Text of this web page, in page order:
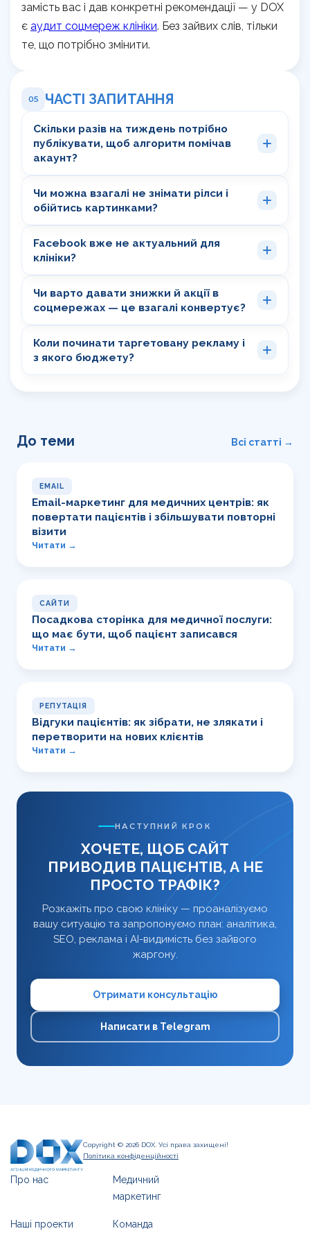
замість вас і дав конкретні рекомендації — у DOX
є аудит соцмереж клініки. Без зайвих слів, тільки
те, що потрібно змінити.
05 ЧАСТІ ЗАПИТАННЯ
Скільки разів на тиждень потрібно
публікувати, щоб алгоритм помічав
акаунт?
Чи можна взагалі не знімати рілси і
обійтись картинками?
Facebook вже не актуальний для
клініки?
Чи варто давати знижки й акції в
соцмережах — це взагалі конвертує?
Коли починати таргетовану рекламу і
з якого бюджету?
До теми Всі статті →
EMAIL
Email-маркетинг для медичних центрів: як
повертати пацієнтів і збільшувати повторні
візити
Читати →
САЙТИ
Посадкова сторінка для медичної послуги:
що має бути, щоб пацієнт записався
Читати →
РЕПУТАЦІЯ
Відгуки пацієнтів: як зібрати, не злякати і
перетворити на нових клієнтів
Читати →
НАСТУПНИЙ КРОК
ХОЧЕТЕ, ЩОБ САЙТ
ПРИВОДИВ ПАЦІЄНТІВ, А НЕ
ПРОСТО ТРАФІК?
Розкажіть про свою клініку — проаналізуємо
вашу ситуацію та запропонуємо план: аналітика,
SEO, реклама і AI-видимість без зайвого
жаргону.
Отримати консультацію
Написати в Telegram
Copyright © 2026 DOX. Усі права захищені!
Політика конфіденційності
Про нас
Медичний
маркетинг
Наші проекти Команда